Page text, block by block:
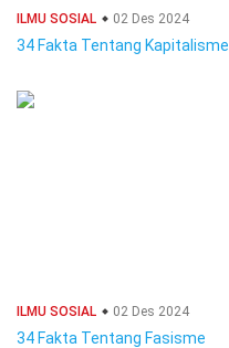
ILMU SOSIAL 02 Des 2024
34 Fakta Tentang Kapitalisme
ILMU SOSIAL 02 Des 2024
34 Fakta Tentang Fasisme